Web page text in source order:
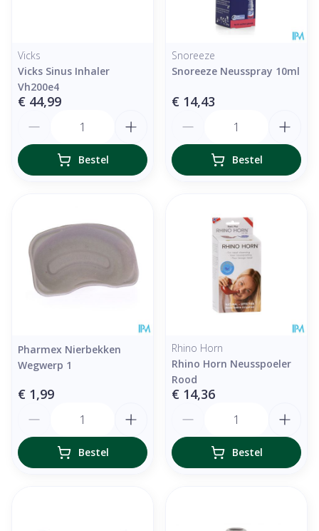
Vicks
Vicks Sinus Inhaler
Vh200e4
€ 44,99
Bestel
Snoreeze
Snoreeze Neusspray 10ml
€ 14,43
Bestel
Pharmex Nierbekken
Wegwerp 1
€ 1,99
Bestel
Rhino Horn
Rhino Horn Neusspoeler
Rood
€ 14,36
Bestel